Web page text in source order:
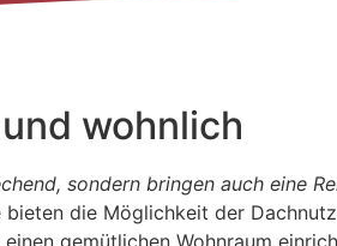
wohnlich
sondern bringen auch eine
die Möglichkeit der